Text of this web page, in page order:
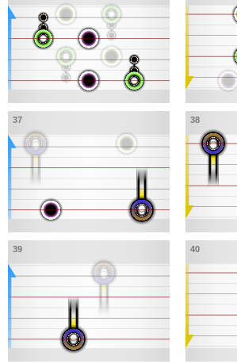
37 38
39 40